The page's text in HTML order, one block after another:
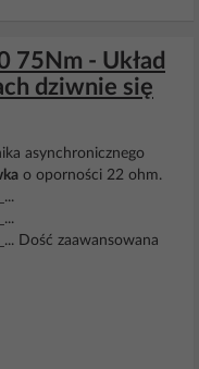
75Nm - Układ
dziwnie się
asynchronicznego
o oporności 22 ohm.
Dość zaawansowana